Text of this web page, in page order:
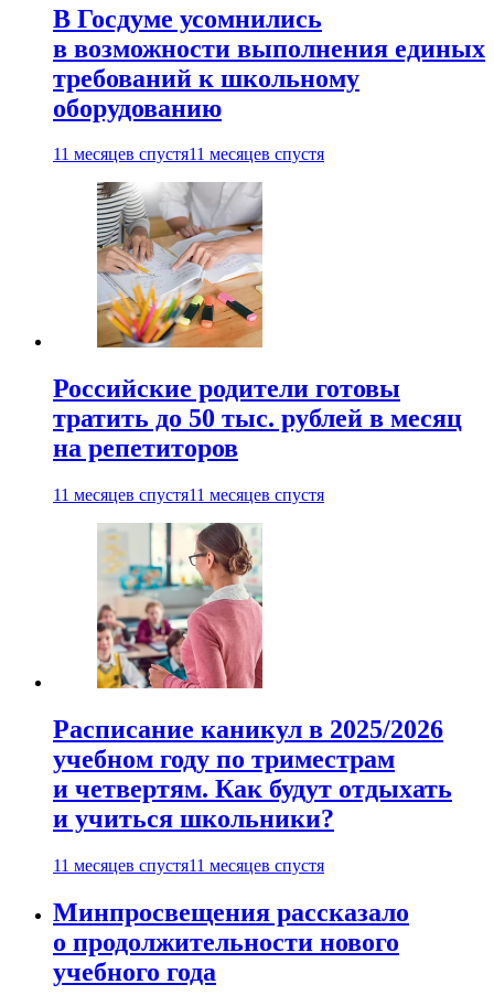
В Госдуме усомнились
в возможности выполнения единых
требований к школьному
оборудованию
11 месяцев спустя11 месяцев спустя
Российские родители готовы
тратить до 50 тыс. рублей в месяц
на репетиторов
11 месяцев спустя11 месяцев спустя
Расписание каникул в 2025/2026
учебном году по триместрам
и четвертям. Как будут отдыхать
и учиться школьники?
11 месяцев спустя11 месяцев спустя
Минпросвещения рассказало
о продолжительности нового
учебного года